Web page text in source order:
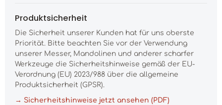
Produktsicherheit
Die Sicherheit unserer Kunden hat für uns oberste
Priorität. Bitte beachten Sie vor der Verwendung
unserer Messer, Mandolinen und anderer scharfer
Werkzeuge die Sicherheitshinweise gemäß der EU-
Verordnung (EU) 2023/988 über die allgemeine
Produktsicherheit (GPSR).
→ Sicherheitshinweise jetzt ansehen (PDF)